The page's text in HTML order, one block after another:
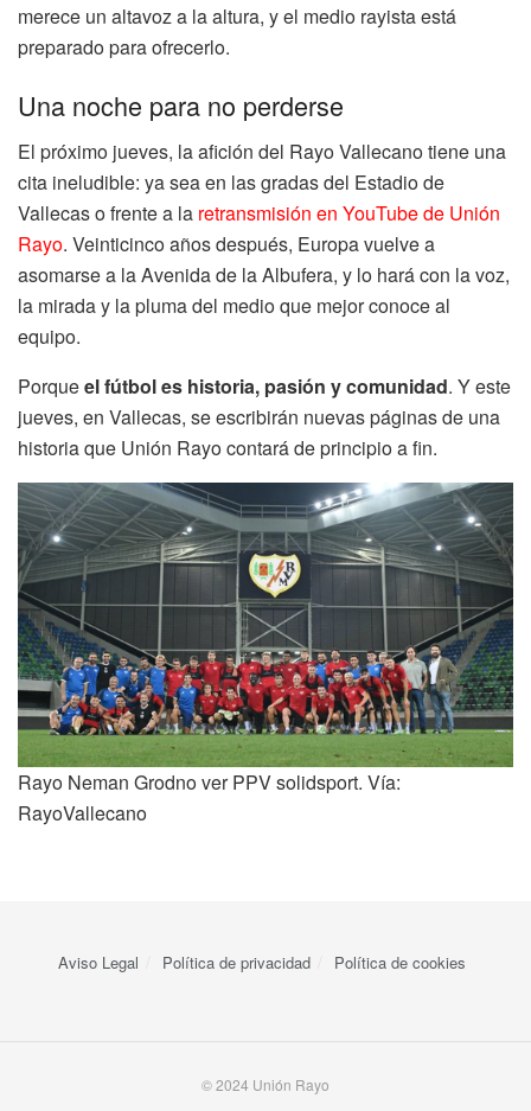
merece un altavoz a la altura, y el medio rayista está
preparado para ofrecerlo.
Una noche para no perderse
El próximo jueves, la afición del Rayo Vallecano tiene una
cita ineludible: ya sea en las gradas del Estadio de
Vallecas o frente a la retransmisión en YouTube de Unión
Rayo. Veinticinco años después, Europa vuelve a
asomarse a la Avenida de la Albufera, y lo hará con la voz,
la mirada y la pluma del medio que mejor conoce al
equipo.
Porqueel fútbol es historia, pasión y comunidad. Y este
jueves, en Vallecas, se escribirán nuevas páginas de una
historia que Unión Rayo contará de principio a fin.
Rayo Neman Grodno ver PPV solidsport. Vía:
RayoVallecano
Aviso Legal Política de privacidad Política de cookies
© 2024 Unión Rayo